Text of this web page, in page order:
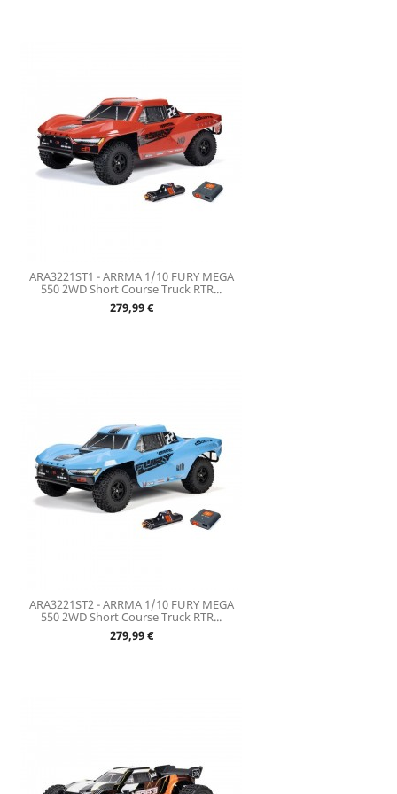
ARA3221ST1 - ARRMA 1/10 FURY MEGA
550 2WD Short Course Truck RTR...
Prix
279,99 €
ARA3221ST2 - ARRMA 1/10 FURY MEGA
550 2WD Short Course Truck RTR...
Prix
279,99 €